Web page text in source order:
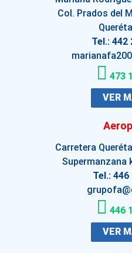
Col. Prados del
Tel.: 442
473
VER
Carretera
Supermanzana
Tel.: 446
446
VER